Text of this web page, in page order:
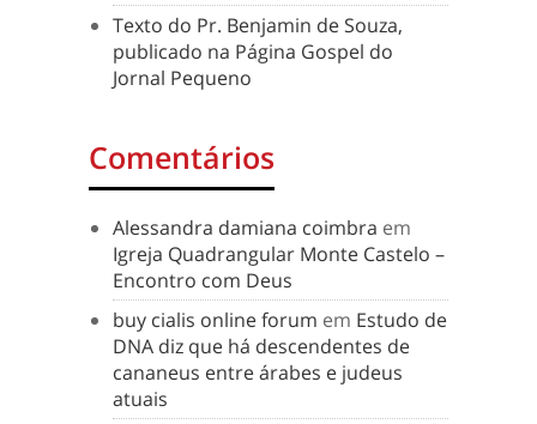
Texto do Pr. Benjamin de Souza,
publicado na Página Gospel do
Jornal Pequeno
Comentários
Alessandra damiana coimbra em
Igreja Quadrangular Monte Castelo –
Encontro com Deus
buy cialis online forum em Estudo de
DNA diz que há descendentes de
cananeus entre árabes e judeus
atuais